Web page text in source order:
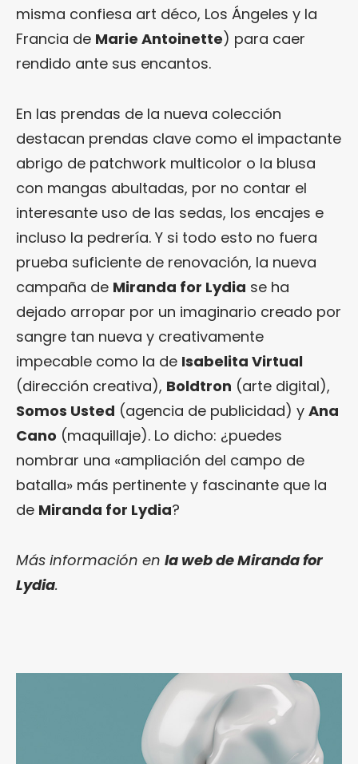
misma confiesa art déco, Los Ángeles y la
Francia de Marie Antoinette) para caer
rendido ante sus encantos.
En las prendas de la nueva colección
destacan prendas clave como el impactante
abrigo de patchwork multicolor o la blusa
con mangas abultadas, por no contar el
interesante uso de las sedas, los encajes e
incluso la pedrería. Y si todo esto no fuera
prueba suficiente de renovación, la nueva
campaña de Miranda for Lydia se ha
dejado arropar por un imaginario creado por
sangre tan nueva y creativamente
impecable como la de Isabelita Virtual
(dirección creativa), Boldtron (arte digital),
Somos Usted (agencia de publicidad) y Ana
Cano (maquillaje). Lo dicho: ¿puedes
nombrar una «ampliación del campo de
batalla» más pertinente y fascinante que la
de Miranda for Lydia?
Más información en la web de Miranda for
Lydia.